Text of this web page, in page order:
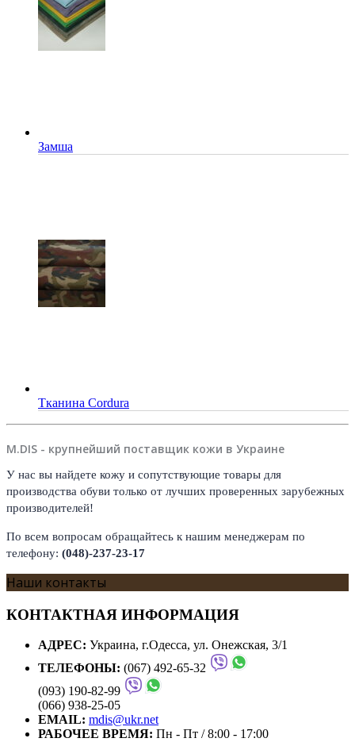
Замша
Тканина Cordura
M.DIS - крупнейший поставщик кожи в Украине
У нас вы найдете кожу и сопутствующие товары для
производства обуви только от лучших проверенных зарубежных
производителей!
По всем вопросам обращайтесь к нашим менеджерам по
телефону: (048)-237-23-17
Наши контакты
КОНТАКТНАЯ ИНФОРМАЦИЯ
АДРЕС: Украина, г.Одесса, ул. Онежская, 3/1
ТЕЛЕФОНЫ: (067) 492-65-32
(093) 190-82-99
(066) 938-25-05
EMAIL: mdis@ukr.net
РАБОЧЕЕ ВРЕМЯ: Пн - Пт / 8:00 - 17:00